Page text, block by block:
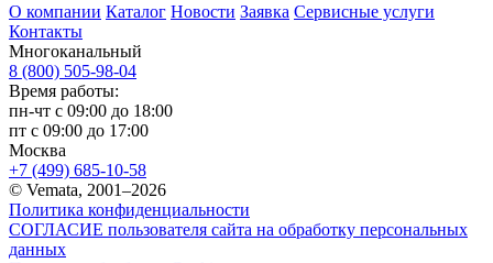
О компании Каталог Новости Заявка Сервисные услуги
Контакты
Многоканальный
8 (800) 505-98-04
Время работы:
пн-чт с 09:00 до 18:00
пт с 09:00 до 17:00
Москва
+7 (499) 685-10-58
© Vemata, 2001–2026
Политика конфиденциальности
СОГЛАСИЕ пользователя сайта на обработку персональных
данных